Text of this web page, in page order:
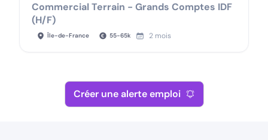
Commercial Terrain - Grands Comptes IDF
(H/F)
Île-de-France 55-65k 2 mois
Créer une alerte emploi